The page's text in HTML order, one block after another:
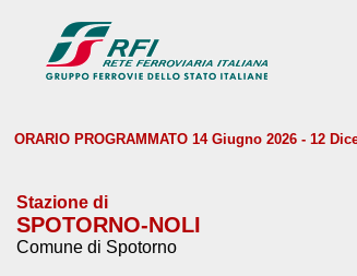
ORARIO PROGRAMMATO 14 Giugno 2026 - 12
Stazione di
SPOTORNO-NOLI
Comune di Spotorno